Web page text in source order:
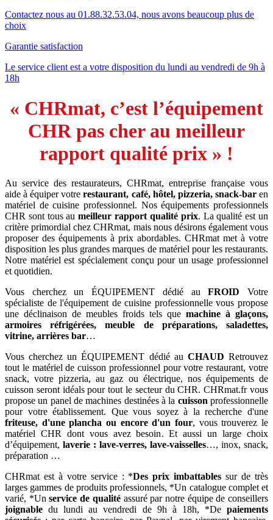
Contactez nous au 01.88.32.53.04, nous avons beaucoup plus de
choix
Garantie satisfaction
Le service client est a votre disposition du lundi au vendredi de 9h à
18h
« CHRmat, c’est l’équipement
CHR pas cher au meilleur
rapport qualité prix » !
Au service des restaurateurs, CHRmat, entreprise française vous
aide à équiper votrerestaurant, café, hôtel, pizzeria, snack-baren
matériel de cuisine professionnel. Nos équipements professionnels
CHR sont tous aumeilleur rapport qualité prix. La qualité est un
critère primordial chez CHRmat, mais nous désirons également vous
proposer des équipements à prix abordables. CHRmat met à votre
disposition les plus grandes marques de matériel pour les restaurants.
Notre matériel est spécialement conçu pour un usage professionnel
et quotidien.
Vous cherchez un ÉQUIPEMENT dédié auFROID Votre
spécialiste de l'équipement de cuisine professionnelle vous propose
une déclinaison de meubles froids tels que machine à glaçons,
armoires réfrigérées, meuble de préparations, saladettes,
vitrine, arrières bar…
Vous cherchez un ÉQUIPEMENT dédié au CHAUD Retrouvez
tout le matériel de cuisson professionnel pour votre restaurant, votre
snack, votre pizzeria, au gaz ou électrique, nos équipements de
cuisson seront idéals pour tout le secteur du CHR. CHRmat.fr vous
propose un panel de machines destinées à la cuisson professionnelle
pour votre établissement. Que vous soyez à la recherche d'une
friteuse, d'une plancha ou encore d'un four, vous trouverez le
matériel CHR dont vous avez besoin. Et aussi un large choix
d’équipement, laverie : lave-verres, lave-vaisselles…, inox, snack,
préparation …
CHRmat est à votre service : *Des prix imbattables sur de très
larges gammes de produits professionnels, *Un catalogue complet et
varié, *Unservice de qualitéassuré par notre équipe de conseillers
joignable du lundi au vendredi de 9h à 18h, *De paiements